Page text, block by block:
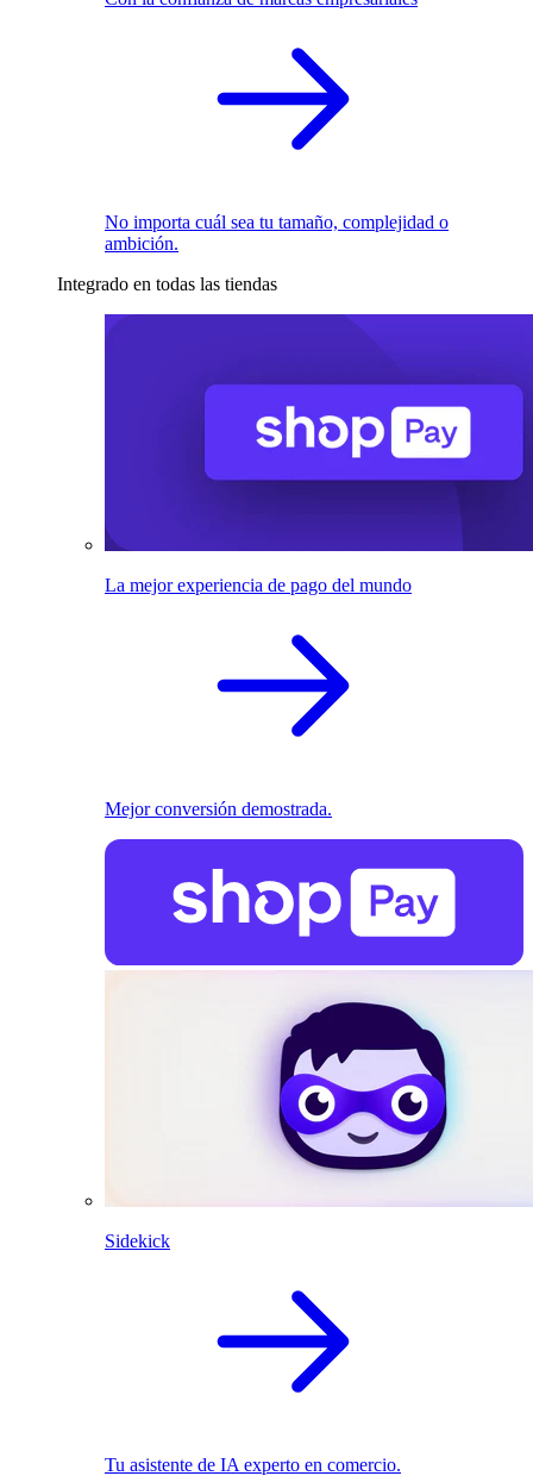
No importa cuál sea tu tamaño, complejidad o
ambición.
Integrado en todas las tiendas
La mejor experiencia de pago del mundo
Mejor conversión demostrada.
Sidekick
Tu asistente de IA experto en comercio.